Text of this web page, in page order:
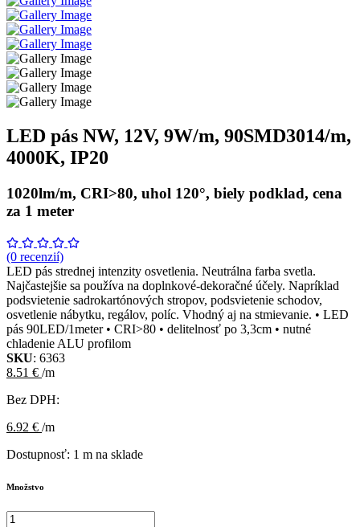
LED pás NW, 12V, 9W/m, 90SMD3014/m,
4000K, IP20
1020lm/m, CRI>80, uhol 120°, biely podklad, cena
za 1 meter
(0 recenzií)
LED pás strednej intenzity osvetlenia. Neutrálna farba svetla.
Najčastejšie sa používa na doplnkové-dekoračné účely. Napríklad
podsvietenie sadrokartónových stropov, podsvietenie schodov,
osvetlenie nábytku, regálov, políc. Vhodný aj na stmievanie. • LED
pás 90LED/1meter • CRI>80 • delitelnosť po 3,3cm • nutné
chladenie ALU profilom
SKU: 6363
8.51 € /m
Bez DPH:
6.92 € /m
Dostupnosť: 1 m na sklade
Množstvo